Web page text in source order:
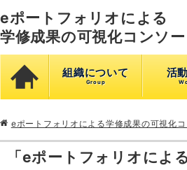
eポートフォリオによる
学修成果の可視化コンソ
組織について 活
eポートフォリオによる学修成果の可視化
「eポートフォリオによ